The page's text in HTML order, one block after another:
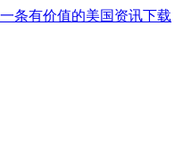
条有价值的美国资讯下载